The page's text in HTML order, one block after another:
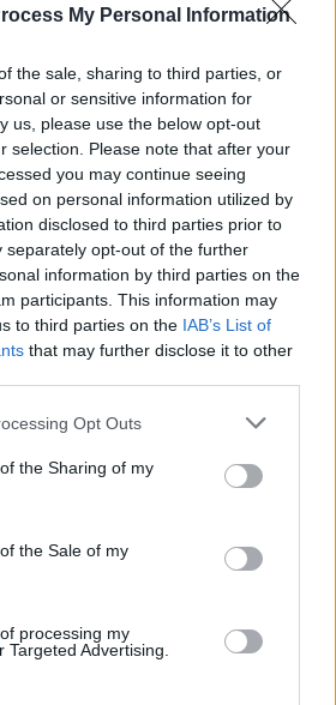
My Personal Information
the sale, sharing to third parties, or
or sensitive information for
us, please use the below opt-out
selection. Please note that after your
you may continue seeing
on personal information utilized by
disclosed to third parties prior to
separately opt-out of the further
information by third parties on the
participants. This information may
to third parties on the IAB’s List of
that may further disclose it to other
app uses one or more Google
or usage behaviour. You may click to
to Google and its third-party tags to
specified purposes in below Google
Opt Outs
the Sharing of my
the Sale of my
processing my
Targeted Advertising.
és találtak társproducereket a
Szlovéniában - így
"Együtt választottuk ki a
Steve Court, a
művészt - tehát jórészt
névrokona a híres
szerepekben láthatók" -